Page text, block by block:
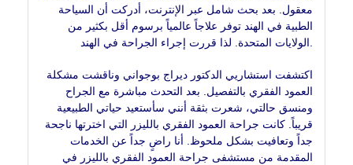
معقول. بعد بحث شامل عبر الإنترنت، أدركت أن السياحة
الطبية في الهند توفر علاجاً عالمياً برسوم أقل بكثير من
اكتشفت استشاريي الدكتور ديراج بوجواني وناقشت مشكلة
العمود الفقري بالتفصيل. بعد التحدث مباشرة مع الجراح
ومنسق حالتي، شعرت بثقة أنني سأستعيد حياتي الطبيعية
قريباً. كانت جراحة العمود الفقري بالليزر التي اخترتها ناجحة
جداً وتعافيت بشكل ملحوظ. أنا راضٍ جداً عن الخدمات
المقدمة من مستشفى جراحة العمود الفقري بالليزر في